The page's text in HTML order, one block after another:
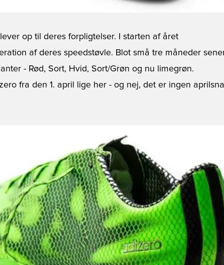
op til deres forpligtelser. I starten af året
af deres speedstøvle. Blot små tre måneder
- Rød, Sort, Hvid, Sort/Grøn og nu limegrøn.
fra den 1. april lige her - og nej, det er ingen